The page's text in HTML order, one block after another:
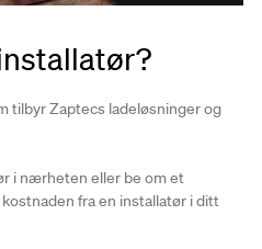
tilbyr Zaptecs ladeløsninger og
i nærheten eller be om et
fra en installatør i ditt